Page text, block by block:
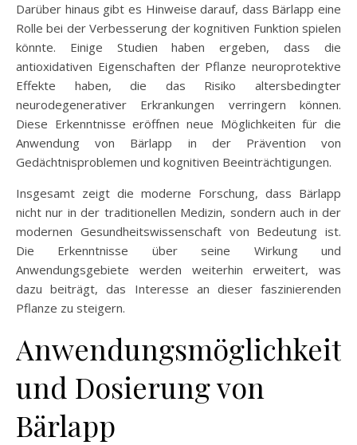
Darüber hinaus gibt es Hinweise darauf, dass Bärlapp eine
Rolle bei der Verbesserung der kognitiven Funktion spielen
könnte. Einige Studien haben ergeben, dass die
antioxidativen Eigenschaften der Pflanze neuroprotektive
Effekte haben, die das Risiko altersbedingter
neurodegenerativer Erkrankungen verringern können.
Diese Erkenntnisse eröffnen neue Möglichkeiten für die
Anwendung von Bärlapp in der Prävention von
Gedächtnisproblemen und kognitiven Beeinträchtigungen.
Insgesamt zeigt die moderne Forschung, dass Bärlapp
nicht nur in der traditionellen Medizin, sondern auch in der
modernen Gesundheitswissenschaft von Bedeutung ist.
Die Erkenntnisse über seine Wirkung und
Anwendungsgebiete werden weiterhin erweitert, was
dazu beiträgt, das Interesse an dieser faszinierenden
Pflanze zu steigern.
und Dosierung von
Bärlapp